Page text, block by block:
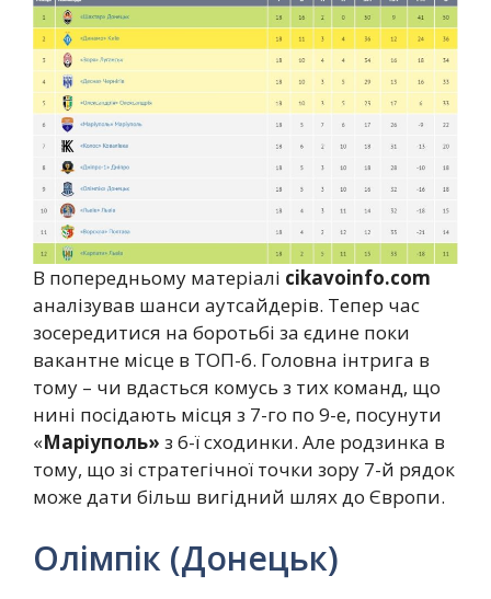
В попередньому матеріалі cikavoinfo.com
аналізував шанси аутсайдерів. Тепер час
зосередитися на боротьбі за єдине поки
вакантне місце в ТОП-6. Головна інтрига в
тому – чи вдасться комусь з тих команд, що
нині посідають місця з 7-го по 9-е, посунути
«Маріуполь» з 6-ї сходинки. Але родзинка в
тому, що зі стратегічної точки зору 7-й рядок
може дати більш вигідний шлях до Європи.
Олімпік (Донецьк)